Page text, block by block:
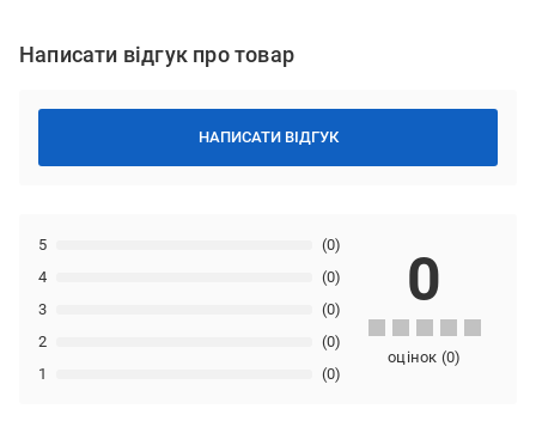
Написати відгук про товар
НАПИСАТИ ВІДГУК
1 (0)
2 (0)
3 (0)
4 (0)
5 (0)
0
оцінок (0)